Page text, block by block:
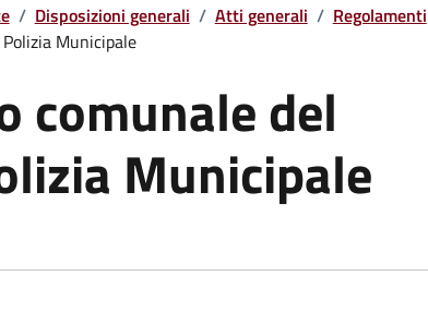
/ Disposizioni generali / Atti generali / Regolamenti
Municipale
comunale del
Municipale